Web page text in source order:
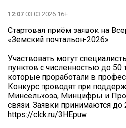
12:07 03.03.2026 16+
Стартовал приём заявок на
«Земский почтальон-2026»
Участвовать могут
пунктов с численностью до 50
которые проработали в
Конкурс проводят при
Минсельхоза, Минцифры и
связи. Заявки принимаются до
https://clck.ru/3HEpuw.